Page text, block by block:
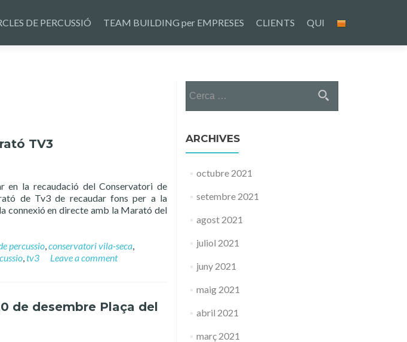
DE PERCUSSIÓ TEAM BUILDING per EMPRESES CLIENTS QUI
TV3
en la recaudació del Conservatori de
de Tv3 de recaudar fons per a la
connexió en directe amb la Marató del
percussio,conservatori vila-seca,
,tv3 Leave a comment
de desembre Plaça del
ARCHIVES
octubre 2021
setembre 2021
agost 2021
juliol 2021
juny 2021
maig 2021
abril 2021
març 2021